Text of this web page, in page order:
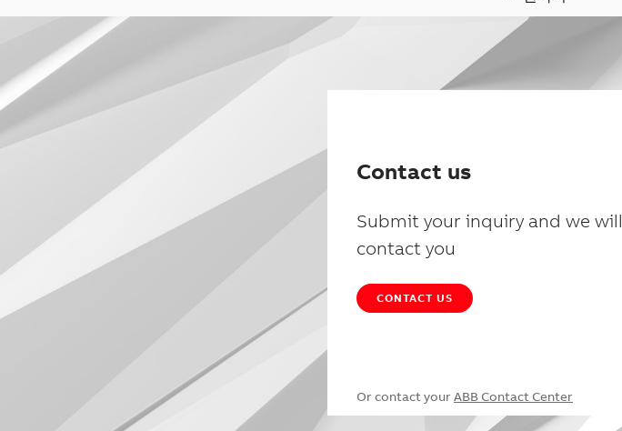
Contact us
Submit your inquiry and we will
contact you
CONTACT US
Or contact your ABB Contact Center